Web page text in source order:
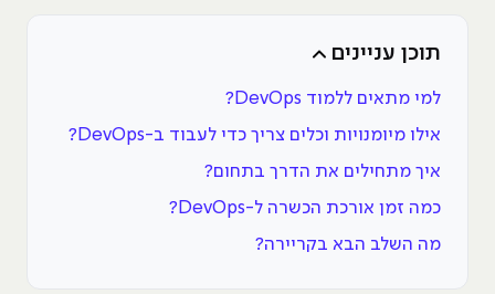
תוכן עניינים
למי מתאים ללמוד DevOps?
אילו מיומנויות וכלים צריך כדי לעבוד ב-DevOps?
איך מתחילים את הדרך בתחום?
כמה זמן אורכת הכשרה ל-DevOps?
מה השלב הבא בקריירה?